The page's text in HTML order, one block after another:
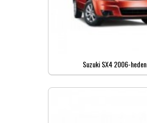
Suzuki SX4 2006-heden